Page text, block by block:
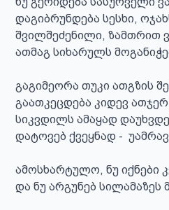
დაგიბრუნდება სესხი,
შვილშეძენილი, ზამთრით
ათმაგ სიხარულს
გაგიმეორა თუკი ათგზის
გაათკეცდება კიდევ ათჯერ
სიკვდილს ამაყად
დატოვებ ქვეყნად -
ამოსხარტულო, ნუ იქნები
და ნუ არგუნებ